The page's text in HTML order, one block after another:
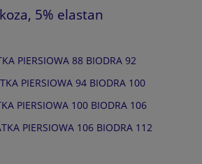
5% elastan
PIERSIOWA 88 BIODRA 92
PIERSIOWA 94 BIODRA 100
PIERSIOWA 100 BIODRA 106
PIERSIOWA 106 BIODRA 112